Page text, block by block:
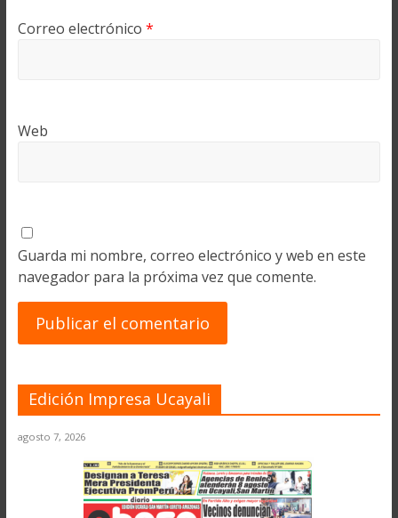
Correo electrónico *
Web
Guarda mi nombre, correo electrónico y web en este
navegador para la próxima vez que comente.
Edición Impresa Ucayali
agosto 7, 2026